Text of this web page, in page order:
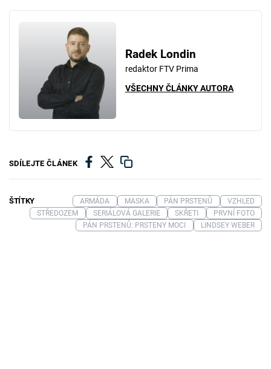
Radek Londin
redaktor FTV Prima
VŠECHNY ČLÁNKY AUTORA
SDÍLEJTE ČLÁNEK
ŠTÍTKY ARMÁDA MASKA PÁN PRSTENŮ
VZHLED
STŘEDOZEM
SERIÁLOVÁ GALERIE SKŘETI
PRVNÍ FOTO
PÁN PRSTENŮ: PRSTENY MOCI
LINDSEY WEBER